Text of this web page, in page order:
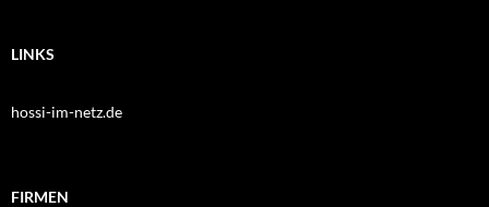
LINKS
hossi-im-netz.de
FIRMEN